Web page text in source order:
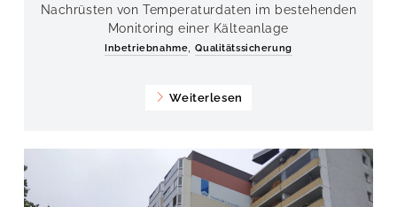
Nachrüsten von Temperaturdaten im bestehenden
Monitoring einer Kälteanlage
Inbetriebnahme ,Qualitätssicherung
Weiterlesen